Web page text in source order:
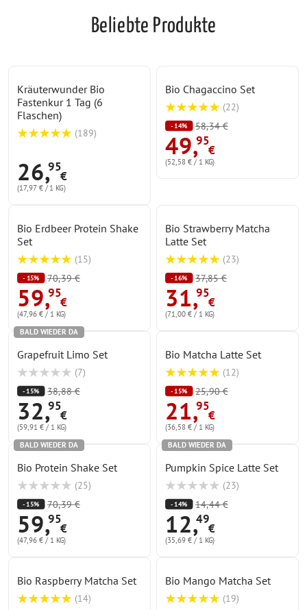
Beliebte Produkte
Kräuterwunder Bio
Fastenkur 1 Tag (6
Flaschen)
(189)
26,95
€
(17,97 € / 1 KG)
Bio Chagaccino Set
(22)
- 14% 58,34 €
49,95
€
(52,58 € / 1 KG)
Bio Erdbeer Protein Shake
Set
(15)
- 15% 70,39 €
59,95
€
(47,96 € / 1 KG)
Bio Strawberry Matcha
Latte Set
(23)
- 16% 37,85 €
31,95
€
(71,00 € / 1 KG)
BALD WIEDER DA
Grapefruit Limo Set
(7)
- 15% 38,88 €
32,95
€
(59,91 € / 1 KG)
Bio Matcha Latte Set
(12)
- 15% 25,90 €
21,95
€
(36,58 € / 1 KG)
BALD WIEDER DA
Bio Protein Shake Set
(25)
- 15% 70,39 €
59,95
€
(47,96 € / 1 KG)
BALD WIEDER DA
Pumpkin Spice Latte Set
(23)
- 14% 14,44 €
12,49
€
(35,69 € / 1 KG)
Bio Raspberry Matcha Set
(14)
Bio Mango Matcha Set
(19)